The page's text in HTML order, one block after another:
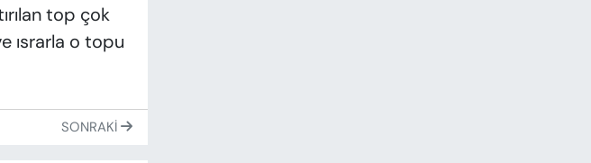
top çok
ısrarla o topu
SONRAKI